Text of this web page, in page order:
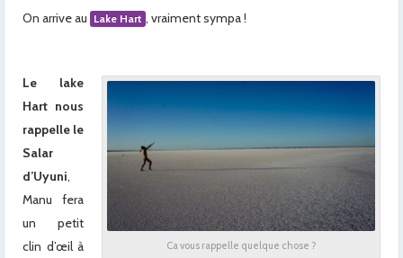
On arrive au
Lake Hart , vraiment sympa !
Ca vous rappelle quelque chose ?
Le lake
Hart nous
rappelle le
Salar
d’Uyuni,
Manu fera
un petit
clin d’œil à